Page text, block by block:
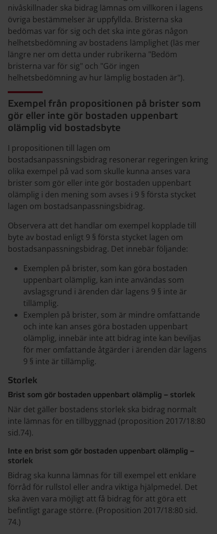
nivåskillnader ska bidrag lämnas om villkoren i lagens
övriga bestämmelser är uppfyllda. Bristerna ska
bedömas var för sig och det ska inte göras någon
helhetsbedömning av bostadens lämplighet (läs mer
längre ner om detta under rubrikerna "Bedöm
bristerna var för sig" och "Gör ingen
helhetsbedömning av hur lämplig bostaden är").
Exempel från propositionen på brister som
gör eller inte gör bostaden uppenbart
olämplig vid bostadsbyte
I propositionen till lagen om
bostadsanpassningsbidrag resonerar regeringen kring
olika exempel på vad som skulle kunna anses vara
brister som gör eller inte gör bostaden uppenbart
olämplig i den mening som avses i 9 § första stycket
lagen om bostadsanpassningsbidrag.
Observera att det handlar om exempel kopplade till
byte av bostad enligt 9 § första stycket lagen om
bostadsanpassningsbidrag. Det innebär följande:
Exemplen på brister, som kan göra bostaden
uppenbart olämplig, kan inte användas som
avslagsgrund i ärenden där lagens 9 § inte är
tillämplig.
Exemplen på brister, som är mindre omfattande
och inte kan anses göra bostaden uppenbart
olämplig, innebär inte att bidrag inte kan beviljas
för mer omfattande åtgärder i ärenden där lagens
9 § inte är tillämplig.
Storlek
Brist som gör bostaden uppenbart olämplig – storlek
När det gäller bostadens storlek ska bidrag normalt
inte lämnas för en tillbyggnad (proposition 2017/18:80
sid.74).
Inte en brist som gör bostaden uppenbart olämplig –
storlek
Bidrag ska kunna lämnas för till exempel ett enklare
förråd för rullstol eller andra viktiga hjälpmedel. Det
ska även vara möjligt att få bidrag för att göra ett
befintligt garage större. (Proposition 2017/18:80 sid.
74.)